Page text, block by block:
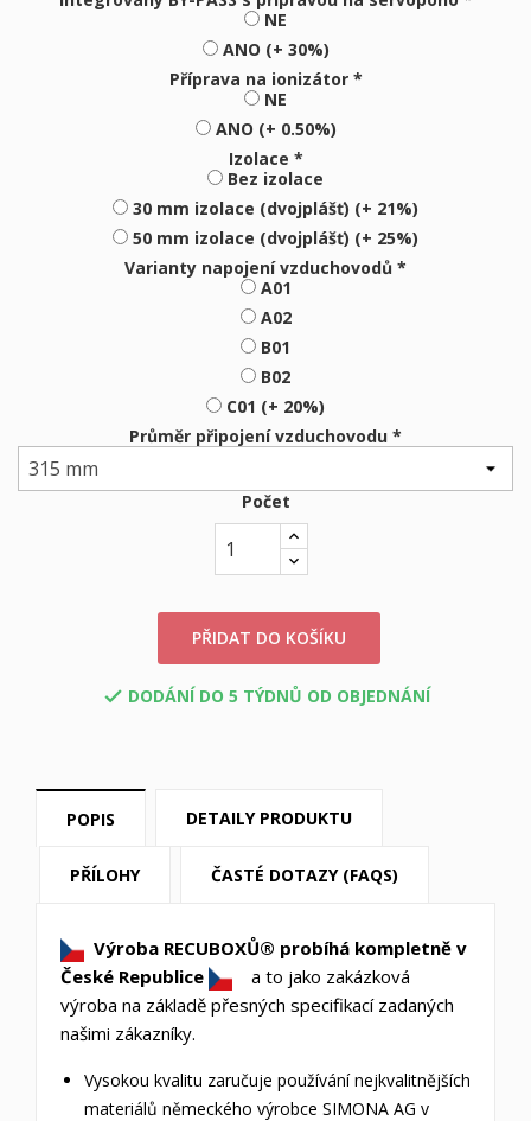
NE
ANO (+ 30%)
Příprava na ionizátor *
NE
ANO (+ 0.50%)
Izolace *
Bez izolace
30 mm izolace (dvojplášť) (+ 21%)
50 mm izolace (dvojplášť) (+ 25%)
Varianty napojení vzduchovodů *
A01
A02
B01
B02
C01 (+ 20%)
Průměr připojení vzduchovodu *
Počet
PŘIDAT DO KOŠÍKU
 DODÁNÍ DO 5 TÝDNŮ OD OBJEDNÁNÍ
POPIS DETAILY PRODUKTU
PŘÍLOHY ČASTÉ DOTAZY (FAQS)
Výroba RECUBOXŮ® probíhá kompletně v
České Republice
a to jako zakázková
výroba na základě přesných specifikací zadaných
našimi zákazníky.
Vysokou kvalitu zaručuje používání nejkvalitnějších
materiálů německého výrobce SIMONA AG v